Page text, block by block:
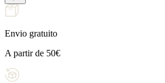
Envio gratuito
A partir de 50€